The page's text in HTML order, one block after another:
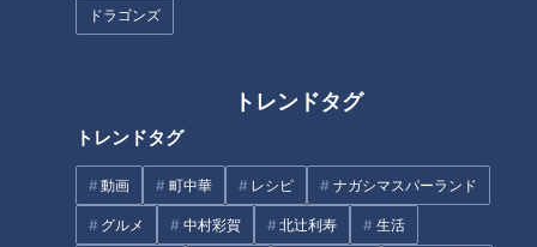
ドラゴンズ
トレンドタグ
トレンドタグ
動画 町中華 レシピ ナガシマスパーランド
グルメ 中村彩賀 北辻利寿 生活
「ゾクゾクするけど気持ちい
い…」三重・菰野町「御在所ロ
ープウエイ」の山頂で楽しめる
絶景と名物グルメとは？
んハチミツ」！？100年以上続
く三重・桑名の「舘養蜂場」こ
だわりの養蜂とは